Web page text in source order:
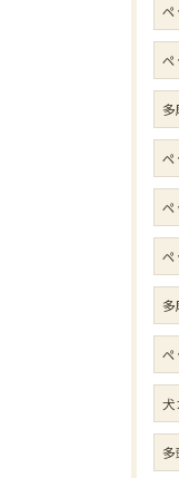
ペ
ペ
ペ
ペ
ペ
ペ
犬